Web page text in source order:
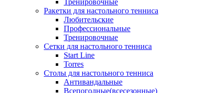
Тренировочные
Ракетки для настольного тенниса
Любительские
Профессиональные
Тренировочные
Сетки для настольного тенниса
Start Line
Torres
Столы для настольного тенниса
Антивандальные
Всепогодные(всесезонные)